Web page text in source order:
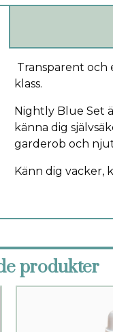
Transparent och
klass.
Nightly Blue Set
känna dig
garderob och
Känn dig vacker,
produkter